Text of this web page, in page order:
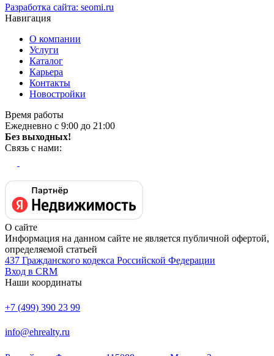
Разработка сайта: seomi.ru
Навигация
О компании
Услуги
Каталог
Карьера
Контакты
Новостройки
Время работы
Ежедневно с 9:00 до 21:00
Без выходных!
Связь с нами:
О сайте
Информация на данном сайте не является публичной офертой,
определяемой статьей
437 Гражданского кодекса Российской Федерации
Вход в CRM
Наши координаты
+7 (499) 390 23 99
info@ehrealty.ru